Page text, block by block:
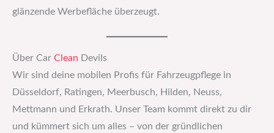
glänzende Werbefläche überzeugt.
Über Car Clean
Devils
Wir sind deine mobilen Profis für Fahrzeugpflege in
Düsseldorf, Ratingen, Meerbusch, Hilden, Neuss,
Mettmann und Erkrath. Unser Team kommt direkt zu dir
und kümmert sich um alles – von der gründlichen